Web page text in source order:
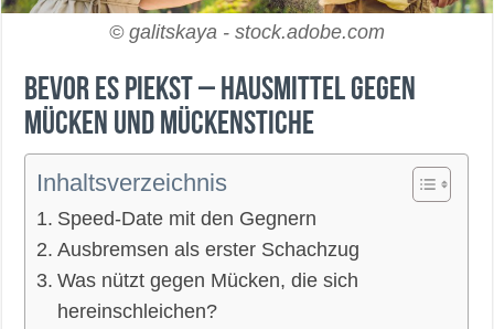
© galitskaya - stock.adobe.com
Bevor es piekst – Hausmittel gegen
Mücken und Mückenstiche
Inhaltsverzeichnis
Speed-Date mit den Gegnern
Ausbremsen als erster Schachzug
Was nützt gegen Mücken, die sich
hereinschleichen?